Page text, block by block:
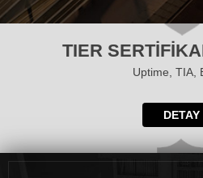
TIER
Uptime, TIA,
DETAY